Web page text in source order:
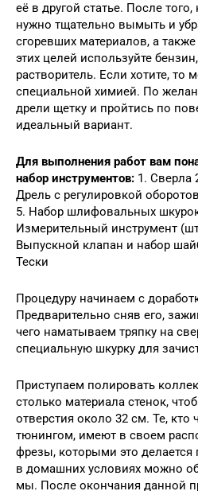
её в другой статье. После того,
нужно тщательно вымыть и
сгоревших материалов, а
этих целей используйте
растворитель. Если хотите, то
специальной химией. По
дрели щетку и пройтись по
идеальный вариант.
Для выполнения работ вам
набор инструментов: 1. Сверла
Дрель с регулировкой
5. Набор шлифовальных
Измерительный инструмент
Выпускной клапан и набор
Тески
Процедуру начинаем с
Предварительно сняв его,
чего наматываем тряпку на
специальную шкурку для
Приступаем полировать
столько материала стенок,
отверстия около 32 см. Те, кто
тюнингом, имеют в своем
фрезы, которыми это делается
в домашних условиях можно
мы. После окончания данной